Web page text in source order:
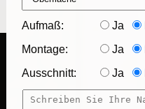
Aufmaß: Ja
Montage: Ja
Ausschnitt: Ja